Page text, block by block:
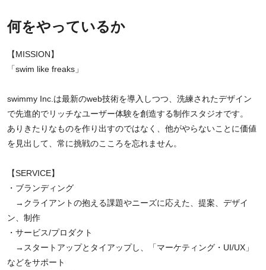
何をやっているか
【MISSION】
「swim like freaks」
swimmy Inc.は最新のweb技術を導入しつつ、洗練されたデザイン
で先進的でリッチなユーザー体験を創造する制作スタジオです。
ありきたりなものを作り出すのではなく、他がやらないことに価値
を見出して、常に挑戦のこころを忘れません。
【SERVICE】
・ブランディング
→クライアントの抱える課題やニーズに応えた、提案、デザイ
ン、制作
・サービス/プロダクト
→スタートアップとタイアップし、「マーケティング・UI/UX」
などをサポート